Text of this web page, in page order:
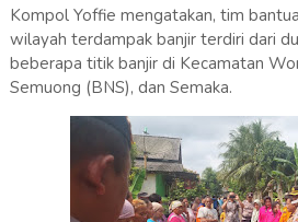
Kompol Yoffie mengatakan, tim
wilayah terdampak banjir terdiri dari
beberapa titik banjir di Kecamatan
Semuong (BNS), dan Semaka.